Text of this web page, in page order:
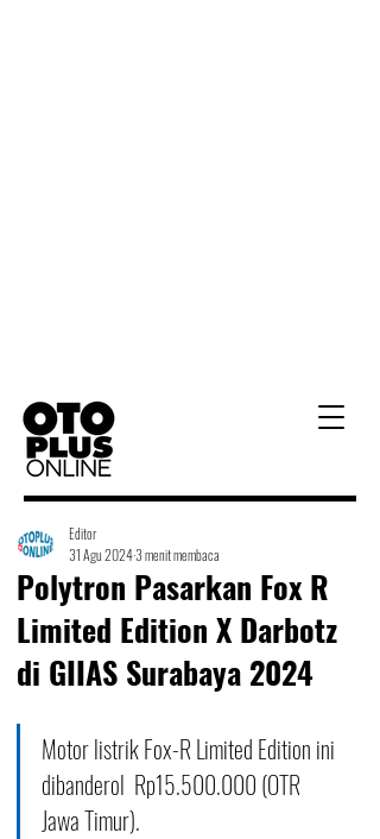
Polytron Pasarkan Fox R
Limited Edition X Darbotz
di GIIAS Surabaya 2024
Editor
31 Agu 20243 menit membaca
Motor listrik Fox-R Limited Edition ini
dibanderol  Rp15.500.000 (OTR
Jawa Timur).